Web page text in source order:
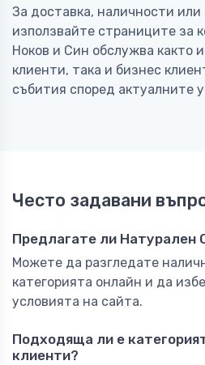
За доставка, наличности
използвайте страниците за
Ноков и Син обслужва както
клиенти, така и бизнес
събития според актуалните
Често задавани
Предлагате ли Натурален
Можете да разгледате
категорията онлайн и да
условията на сайта.
Подходяща ли е
клиенти?